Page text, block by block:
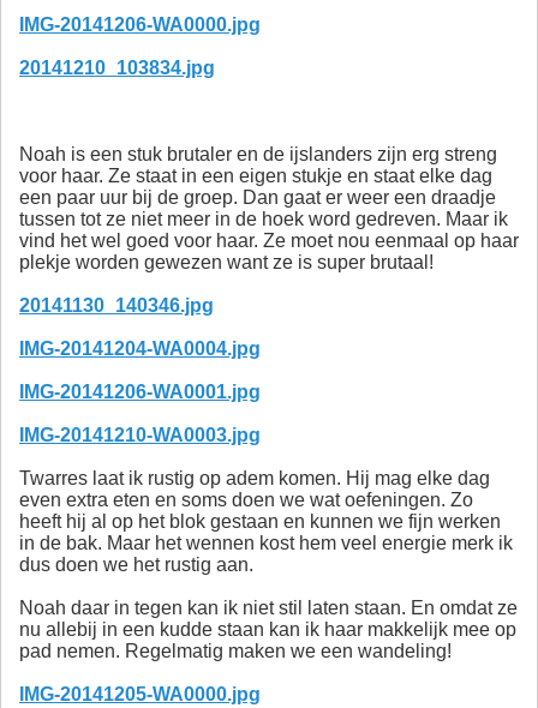
IMG-20141206-WA0000.jpg
20141210_103834.jpg
Noah is een stuk brutaler en de ijslanders zijn erg streng
voor haar. Ze staat in een eigen stukje en staat elke dag
een paar uur bij de groep. Dan gaat er weer een draadje
tussen tot ze niet meer in de hoek word gedreven. Maar ik
vind het wel goed voor haar. Ze moet nou eenmaal op haar
plekje worden gewezen want ze is super brutaal!
20141130_140346.jpg
IMG-20141204-WA0004.jpg
IMG-20141206-WA0001.jpg
IMG-20141210-WA0003.jpg
Twarres laat ik rustig op adem komen. Hij mag elke dag
even extra eten en soms doen we wat oefeningen. Zo
heeft hij al op het blok gestaan en kunnen we fijn werken
in de bak. Maar het wennen kost hem veel energie merk ik
dus doen we het rustig aan.
Noah daar in tegen kan ik niet stil laten staan. En omdat ze
nu allebij in een kudde staan kan ik haar makkelijk mee op
pad nemen. Regelmatig maken we een wandeling!
IMG-20141205-WA0000.jpg